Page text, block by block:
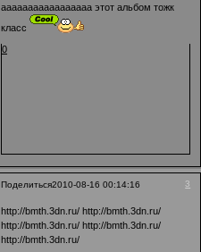
ааааааааааааааааа этот альбом тожк
класс
0
Поделиться 3
2010-08-16 00:14:16
http://bmth.3dn.ru/ http://bmth.3dn.ru/
http://bmth.3dn.ru/ http://bmth.3dn.ru/
http://bmth.3dn.ru/